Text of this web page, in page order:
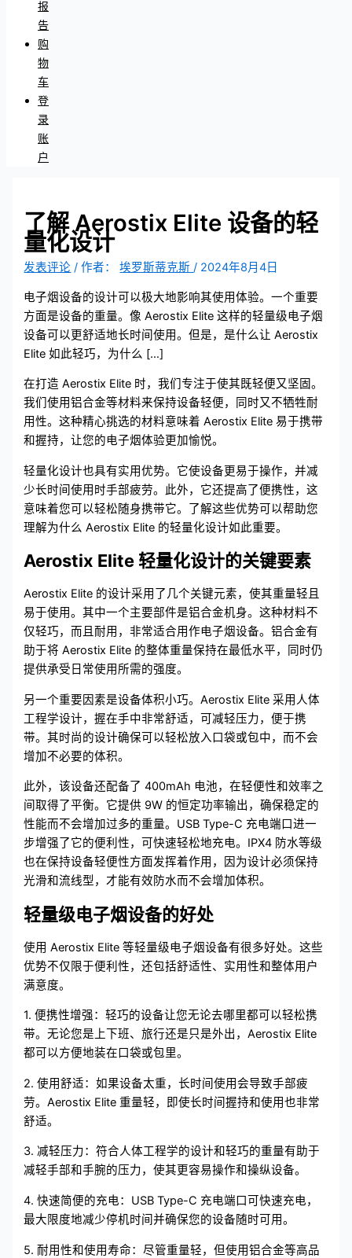
报
告
购
物
车
登
录
账
户
了解 Aerostix Elite 设备的轻
量化设计
发表评论 / 作者： 埃罗斯蒂克斯/ 2024年8月4日
电子烟设备的设计可以极大地影响其使用体验。一个重要
方面是设备的重量。像 Aerostix Elite 这样的轻量级电子烟
设备可以更舒适地长时间使用。但是，是什么让 Aerostix
Elite 如此轻巧，为什么 […]
在打造 Aerostix Elite 时，我们专注于使其既轻便又坚固。
我们使用铝合金等材料来保持设备轻便，同时又不牺牲耐
用性。这种精心挑选的材料意味着 Aerostix Elite 易于携带
和握持，让您的电子烟体验更加愉悦。
轻量化设计也具有实用优势。它使设备更易于操作，并减
少长时间使用时手部疲劳。此外，它还提高了便携性，这
意味着您可以轻松随身携带它。了解这些优势可以帮助您
理解为什么 Aerostix Elite 的轻量化设计如此重要。
Aerostix Elite 轻量化设计的关键要素
Aerostix Elite 的设计采用了几个关键元素，使其重量轻且
易于使用。其中一个主要部件是铝合金机身。这种材料不
仅轻巧，而且耐用，非常适合用作电子烟设备。铝合金有
助于将 Aerostix Elite 的整体重量保持在最低水平，同时仍
提供承受日常使用所需的强度。
另一个重要因素是设备体积小巧。Aerostix Elite 采用人体
工程学设计，握在手中非常舒适，可减轻压力，便于携
带。其时尚的设计确保可以轻松放入口袋或包中，而不会
增加不必要的体积。
此外，该设备还配备了 400mAh 电池，在轻便性和效率之
间取得了平衡。它提供 9W 的恒定功率输出，确保稳定的
性能而不会增加过多的重量。USB Type-C 充电端口进一
步增强了它的便利性，可快速轻松地充电。IPX4 防水等级
也在保持设备轻便性方面发挥着作用，因为设计必须保持
光滑和流线型，才能有效防水而不会增加体积。
轻量级电子烟设备的好处
使用 Aerostix Elite 等轻量级电子烟设备有很多好处。这些
优势不仅限于便利性，还包括舒适性、实用性和整体用户
满意度。
1. 便携性增强：轻巧的设备让您无论去哪里都可以轻松携
带。无论您是上下班、旅行还是只是外出，Aerostix Elite
都可以方便地装在口袋或包里。
2. 使用舒适：如果设备太重，长时间使用会导致手部疲
劳。Aerostix Elite 重量轻，即使长时间握持和使用也非常
舒适。
3. 减轻压力：符合人体工程学的设计和轻巧的重量有助于
减轻手部和手腕的压力，使其更容易操作和操纵设备。
4. 快速简便的充电：USB Type-C 充电端口可快速充电，
最大限度地减少停机时间并确保您的设备随时可用。
5. 耐用性和使用寿命：尽管重量轻，但使用铝合金等高品